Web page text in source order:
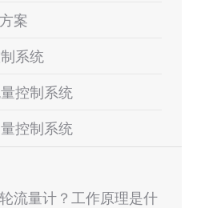
案
系统
控制系统
控制系统
流量计？工作原理是什